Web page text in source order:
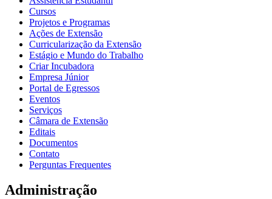
Cursos
Projetos e Programas
Ações de Extensão
Curricularização da Extensão
Estágio e Mundo do Trabalho
Criar Incubadora
Empresa Júnior
Portal de Egressos
Eventos
Serviços
Câmara de Extensão
Editais
Documentos
Contato
Perguntas Frequentes
Administração